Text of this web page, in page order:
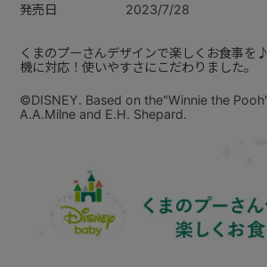
発売日
2023/7/28
くまのプーさんデザインで楽しくお食事を
機に対応！使いやすさにこだわりました。
©DISNEY. Based on the"Winnie the
A.A.Milne and E.H. Shepard.